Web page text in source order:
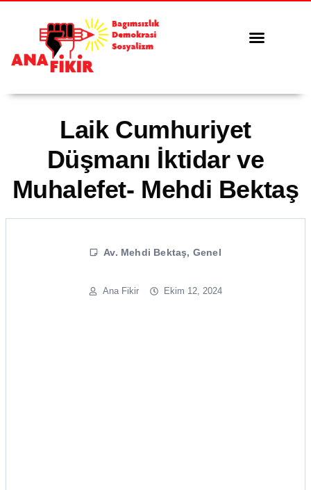
Laik Cumhuriyet
Düşmanı İktidar ve
Muhalefet- Mehdi Bektaş
Av. Mehdi Bektaş, Genel
Ana Fikir Ekim 12, 2024